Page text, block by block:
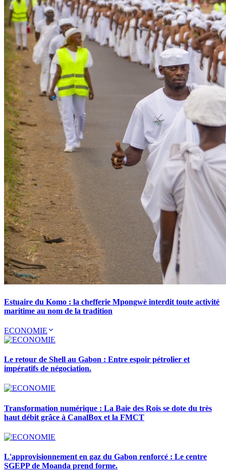
Estuaire du Komo : la chefferie Mpongwè interdit toute activité
maritime au nom de la tradition
ECONOMIE
Le retour de Shell au Gabon : Entre espoir pétrolier et
impératifs de négociation.
Transformation numérique : La Baie des Rois se dote du très
haut débit grâce à CanalBox et la FMCT
L'approvisionnement en gaz du Gabon renforcé : Le centre
SGEPP de Moanda prend forme.